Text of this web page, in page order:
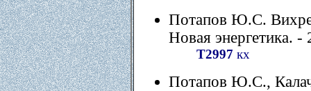
Потапов Ю.С.
Новая энергетика.
Т2997 кх
Потапов Ю.С.,